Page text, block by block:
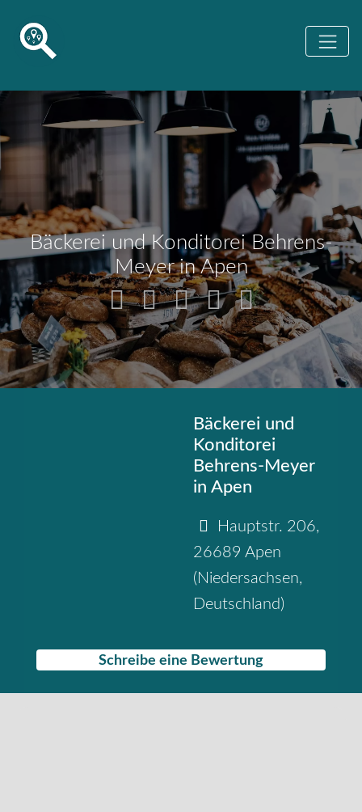
Bäckerei und Konditorei Behrens-
Meyer in Apen
Bäckerei und
Konditorei
Behrens-Meyer
in Apen
Hauptstr. 206,
26689 Apen
( Niedersachsen,
Deutschland)
Schreibe eine Bewertung